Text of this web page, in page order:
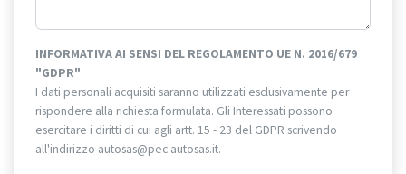
INFORMATIVA AI SENSI DEL REGOLAMENTO UE N. 2016/679
"GDPR"
I dati personali acquisiti saranno utilizzati esclusivamente per
rispondere alla richiesta formulata. Gli Interessati possono
esercitare i diritti di cui agli artt. 15 - 23 del GDPR scrivendo
all'indirizzo autosas@pec.autosas.it.